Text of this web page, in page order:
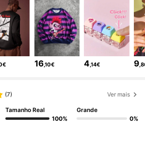
Seguidores
Seguidores
Seguidores
16,10€ 4,14€ 9
(7) Ver mais
Tamanho Real
100%
Grande
0%